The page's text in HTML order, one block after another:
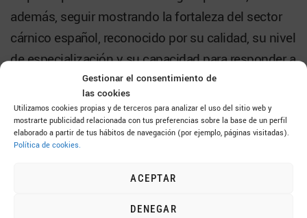
Gestionar el consentimiento de
las cookies
Utilizamos cookies propias y de terceros para analizar el uso del sitio web y
mostrarte publicidad relacionada con tus preferencias sobre la base de un perfil
elaborado a partir de tus hábitos de navegación (por ejemplo, páginas visitadas).
Política de cookies.
ACEPTAR
DENEGAR
además, seguir mostrando la fortaleza del sector
cárnico español, reconocido por su calidad, su nivel
de especialización y su capacidad para responder a
mercados cada vez más sofisticados y
segmentados. En palabras de Daniel de Miguel,
director internacional de INTERPORC, China es hoy
un mercado que exige trabajar con mayor precisión
margen de crecimiento como el jamón y los